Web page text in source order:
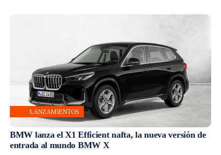
LANZAMIENTOS
BMW lanza el X1 Efficient nafta, la nueva versión de
entrada al mundo BMW X